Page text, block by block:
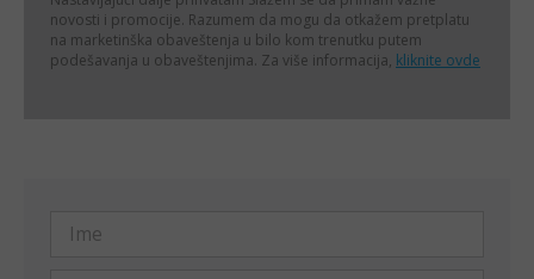
novosti i promocije. Razumem da mogu da otkažem pretplatu
na marketinška obaveštenja u bilo kom trenutku putem
podešavanja u obaveštenjima. Za više informacija, kliknite ovde